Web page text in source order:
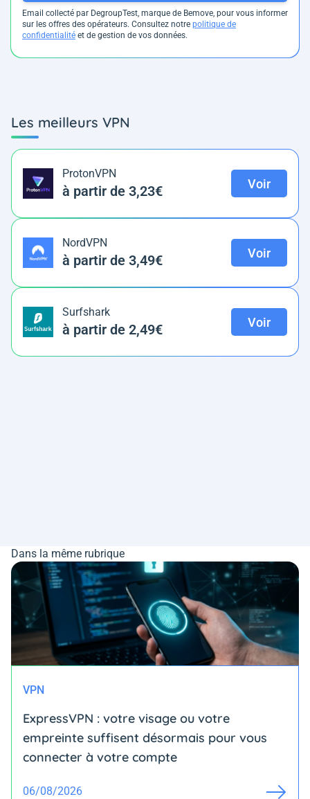
Email collecté par DegroupTest, marque de Bemove, pour vous informer
sur les offres des opérateurs. Consultez notre politique de
confidentialité et de gestion de vos données.
Les meilleurs VPN
ProtonVPN
à partir de 3,23€ Voir
NordVPN
à partir de 3,49€ Voir
Surfshark
à partir de 2,49€ Voir
Dans la même rubrique
VPN
ExpressVPN : votre visage ou votre
empreinte suffisent désormais pour vous
connecter à votre compte
06/08/2026